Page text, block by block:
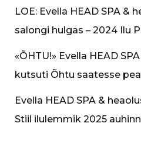
LOE: Evella HEAD SPA &
salongi hulgas – 2024 Ilu
«​ÕHTU!» Evella HEAD
kutsuti Õhtu saatesse
Evella HEAD SPA &
Stiil ilulemmik 2025